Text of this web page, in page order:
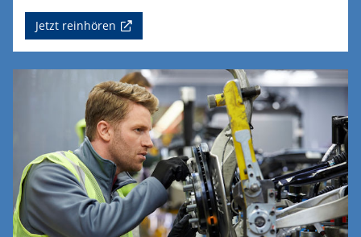
Jetzt reinhören